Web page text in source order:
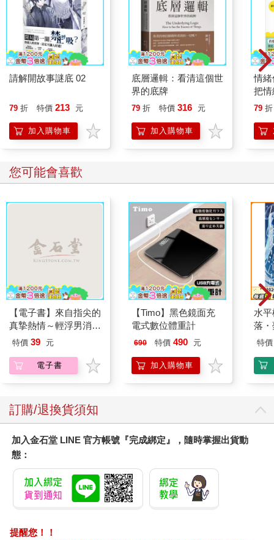
請解開故事謎底 02
79 折 特價 213 元
加入購物車
底層邏輯：看清這個世
界的底牌
79 折 特價 316 元
加入購物車
情
把
誰
79 折
您可能會喜歡
【電子書】來自指尖的
真摯熱情～輕浮男消防
員帶著熱烈眼神擁抱我
特價 39 元
電子書
【Timo】黑色鏡面充
電式數位體重計
690 特價 490 元
加入購物車
水
落
特價
訂購/退換貨須知
加入金石堂 LINE 官方帳號『完成綁定』，隨時掌握出貨動
態：
提醒您！！